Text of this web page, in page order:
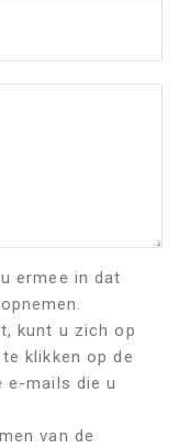
ermee in dat
kunt u zich op
klikken op de
e-mails die u
van de